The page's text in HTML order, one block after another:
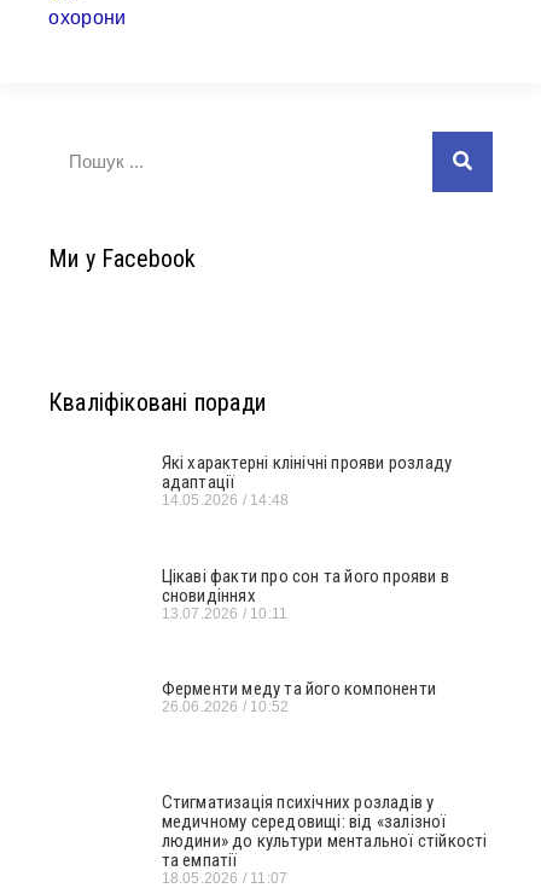
Ми у Facebook
Кваліфіковані поради
Які характерні клінічні прояви розладу
адаптації
14.05.2026 14:48
Цікаві факти про сон та його прояви в
сновидіннях
13.07.2026 10:11
Ферменти меду та його компоненти
26.06.2026 10:52
Стигматизація психічних розладів у
медичному середовищі: від «залізної
людини» до культури ментальної стійкості
та емпатії
18.05.2026 11:07